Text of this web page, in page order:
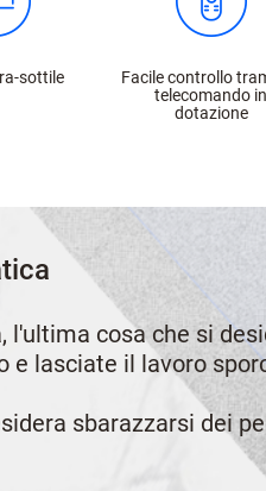
sottile
Facile controllo
telecomando in
dotazione
cosa che si
lasciate il lavoro
sbarazzarsi dei